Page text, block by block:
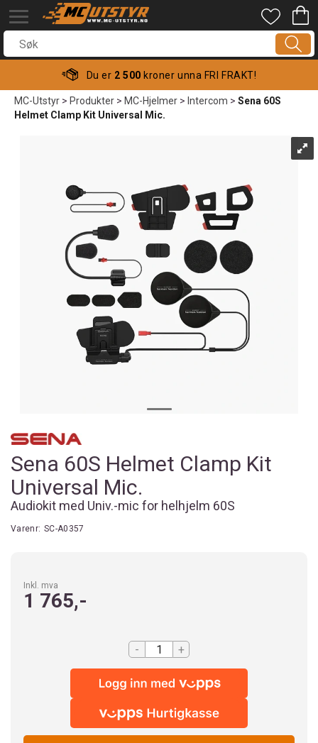
Du er 2 500 kroner unna FRI FRAKT!
MC-Utstyr>Produkter>MC-Hjelmer> Intercom>Sena 60S
Helmet Clamp Kit Universal Mic.
Sena 60S Helmet Clamp Kit
Universal Mic.
Audiokit med Univ.-mic for helhjelm 60S
Varenr: SC-A0357
Inkl. mva
1 765,-
- +